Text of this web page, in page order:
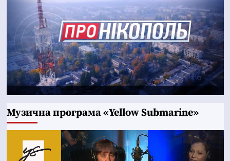
Музична програма «Yellow Submarine»